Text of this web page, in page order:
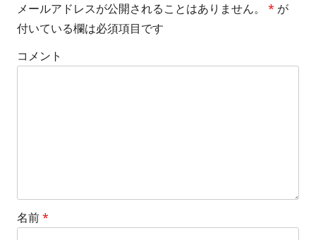
ビ
ゲ
メールアドレスが公開されることはありません。 * が
付いている欄は必須項目です
コメント
名前*